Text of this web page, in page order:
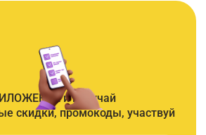
и получай
скидки, промокоды, участвуй